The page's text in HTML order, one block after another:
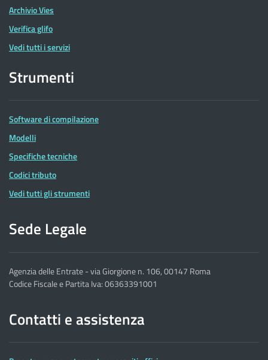
Archivio Vies
Verifica glifo
Vedi tutti i servizi
Strumenti
Software di compilazione
Modelli
Specifiche tecniche
Codici tributo
Vedi tutti gli strumenti
Sede Legale
Agenzia delle Entrate - via Giorgione n. 106, 00147 Roma
Codice Fiscale e Partita Iva: 06363391001
Contatti e assistenza